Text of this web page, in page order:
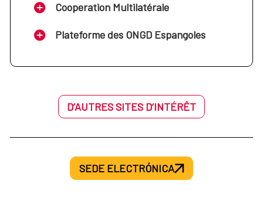
Cooperation Multilatérale
Plateforme des ONGD Espangoles
D’AUTRES SITES D’INTÉRÊT
SEDE ELECTRÓNICA